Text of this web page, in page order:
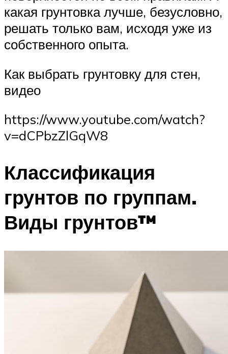
какая грунтовка лучше, безусловно,
решать только вам, исходя уже из
собственного опыта.
Как выбрать грунтовку для стен,
видео
https://www.youtube.com/watch?
v=dCPbzZlGqW8
Классификация
грунтов по группам.
Виды грунтов™